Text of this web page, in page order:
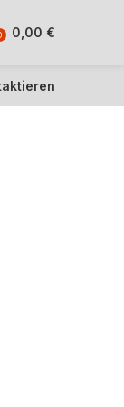
0,00 €